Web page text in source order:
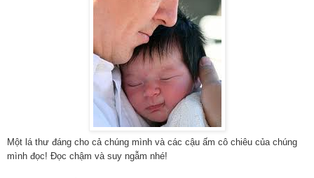
Một lá thư đáng cho cả chúng mình và các cậu ấm cô chiêu của chúng
mình đọc! Đọc chậm và suy ngẫm nhé!